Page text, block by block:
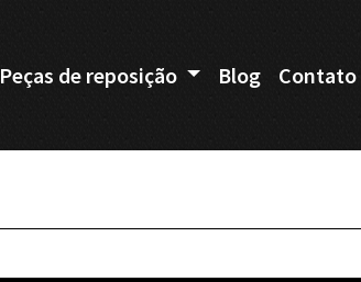
Peças de reposição Blog Contato